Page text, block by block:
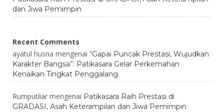
dan Jiwa Pemimpin
Recent Comments
ayatul husna mengenai “Gapai Puncak Prestasi, Wujudkan
Karakter Bangsa”: Patikasara Gelar Perkemahan
Kenaikan Tingkat Penggalang
Rumputliar mengenai Patikasara Raih Prestasi di
GRADASI, Asah Keterampilan dan Jiwa Pemimpin